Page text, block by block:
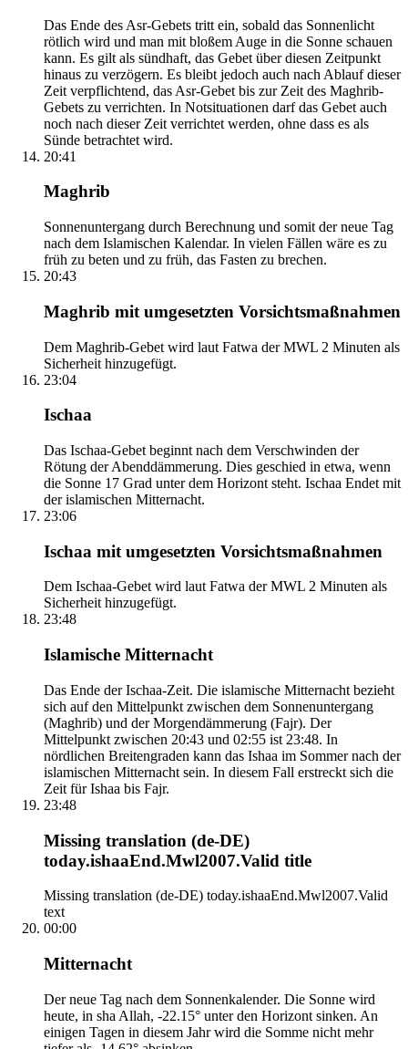
Das Ende des Asr-Gebets tritt ein, sobald das Sonnenlicht
rötlich wird und man mit bloßem Auge in die Sonne schauen
kann. Es gilt als sündhaft, das Gebet über diesen Zeitpunkt
hinaus zu verzögern. Es bleibt jedoch auch nach Ablauf dieser
Zeit verpflichtend, das Asr-Gebet bis zur Zeit des Maghrib-
Gebets zu verrichten. In Notsituationen darf das Gebet auch
noch nach dieser Zeit verrichtet werden, ohne dass es als
Sünde betrachtet wird.
20:41
Maghrib
Sonnenuntergang durch Berechnung und somit der neue Tag
nach dem Islamischen Kalendar. In vielen Fällen wäre es zu
früh zu beten und zu früh, das Fasten zu brechen.
20:43
Maghrib mit umgesetzten Vorsichtsmaßnahmen
Dem Maghrib-Gebet wird laut Fatwa der MWL 2 Minuten als
Sicherheit hinzugefügt.
23:04
Ischaa
Das Ischaa-Gebet beginnt nach dem Verschwinden der
Rötung der Abenddämmerung. Dies geschied in etwa, wenn
die Sonne 17 Grad unter dem Horizont steht. Ischaa Endet mit
der islamischen Mitternacht.
23:06
Ischaa mit umgesetzten Vorsichtsmaßnahmen
Dem Ischaa-Gebet wird laut Fatwa der MWL 2 Minuten als
Sicherheit hinzugefügt.
23:48
Islamische Mitternacht
Das Ende der Ischaa-Zeit. Die islamische Mitternacht bezieht
sich auf den Mittelpunkt zwischen dem Sonnenuntergang
(Maghrib) und der Morgendämmerung (Fajr). Der
Mittelpunkt zwischen 20:43 und 02:55 ist 23:48. In
nördlichen Breitengraden kann das Ishaa im Sommer nach der
islamischen Mitternacht sein. In diesem Fall erstreckt sich die
Zeit für Ishaa bis Fajr.
23:48
Missing translation (de-DE)
today.ishaaEnd.Mwl2007.Valid title
Missing translation (de-DE) today.ishaaEnd.Mwl2007.Valid
text
00:00
Mitternacht
Der neue Tag nach dem Sonnenkalender. Die Sonne wird
heute, in sha Allah, -22.15° unter den Horizont sinken. An
einigen Tagen in diesem Jahr wird die Somme nicht mehr